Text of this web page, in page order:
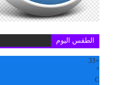
الطقس اليوم
+
33
°
C